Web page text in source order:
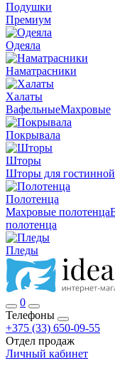
Подушки
Премиум
Одеяла
Наматрасники
Халаты
ВафельныеМахровые
Покрывала
Шторы
Шторы для гостинной
Полотенца
Махровые полотенца
полотенца
Пледы
0
Телефоны
+375 (33) 650-09-55
Отдел продаж
Личный кабинет